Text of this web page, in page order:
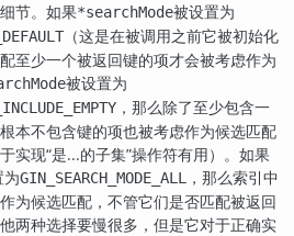
节。如果*searchMode被设置为
（这是在被调用之前它被初始化
至少一个被返回键的项才会被考虑作为
被设置为
，那么除了至少包含一
本不包含键的项也被考虑作为候选匹配
实现“是...的子集”操作符有用）。如果
为GIN_SEARCH_MODE_ALL
，那么索引中
为候选匹配，不管它们是否匹配被返回
两种选择要慢很多，但是它对于正确实